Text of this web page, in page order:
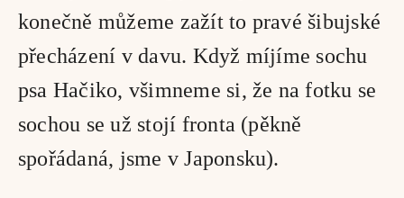
konečně můžeme zažít to pravé šibujské
přecházení v davu. Když míjíme sochu
psa Hačiko, všimneme si, že na fotku se
sochou se už stojí fronta (pěkně
spořádaná, jsme v Japonsku).